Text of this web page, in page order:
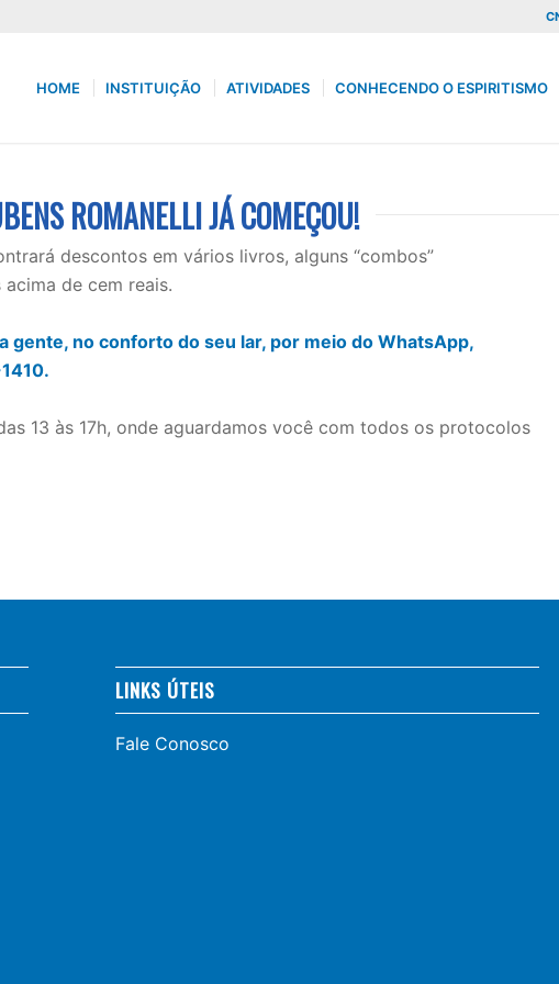
HOME INSTITUIÇÃO ATIVIDADES CONHECENDO O ESPIRITISMO
ROMANELLI JÁ COMEÇOU!
descontos em vários livros, alguns “combos”
de cem reais.
gente, no conforto do seu lar, por meio do WhatsApp,
13 às 17h, onde aguardamos você com todos os protocolos
LINKS ÚTEIS
Fale Conosco